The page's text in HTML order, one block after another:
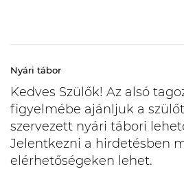
Nyári tábor
Kedves Szülők! Az alsó
figyelmébe ajánljuk a
szervezett nyári tábori
Jelentkezni a hirdetésben
elérhetőségeken lehet.